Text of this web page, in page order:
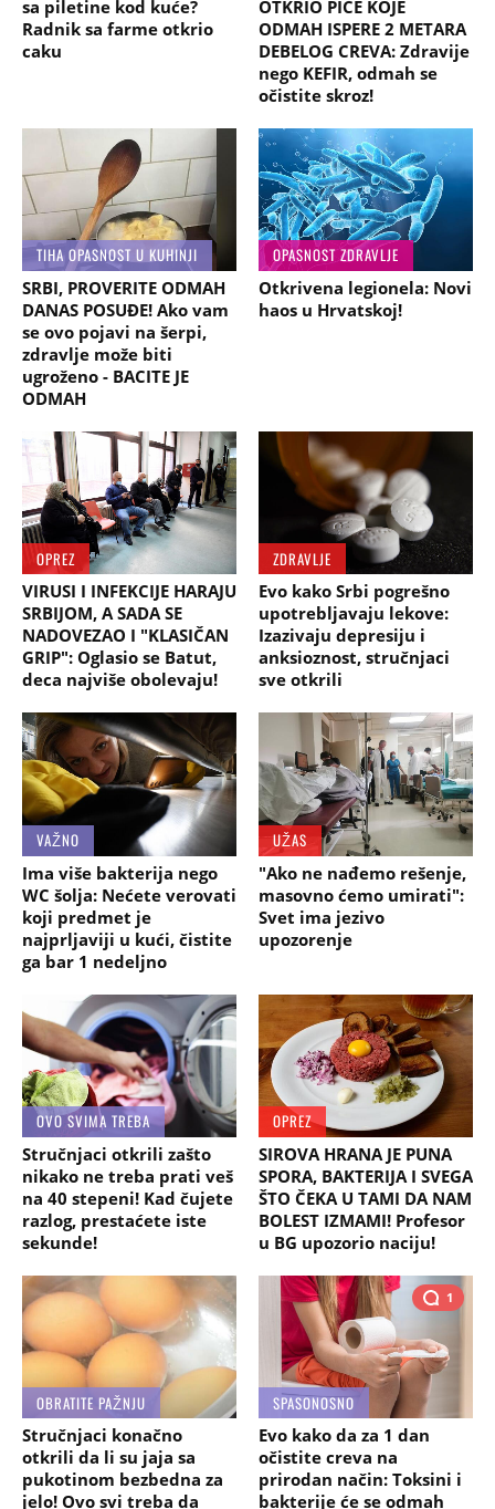
sa piletine kod kuće?
Radnik sa farme otkrio
caku
OTKRIO PIĆE KOJE
ODMAH ISPERE 2 METARA
DEBELOG CREVA: Zdravije
nego KEFIR, odmah se
očistite skroz!
TIHA OPASNOST U KUHINJI
SRBI, PROVERITE ODMAH
DANAS POSUĐE! Ako vam
se ovo pojavi na šerpi,
zdravlje može biti
ugroženo - BACITE JE
ODMAH
OPASNOST ZDRAVLJE
Otkrivena legionela: Novi
haos u Hrvatskoj!
OPREZ
VIRUSI I INFEKCIJE HARAJU
SRBIJOM, A SADA SE
NADOVEZAO I "KLASIČAN
GRIP": Oglasio se Batut,
deca najviše obolevaju!
ZDRAVLJE
Evo kako Srbi pogrešno
upotrebljavaju lekove:
Izazivaju depresiju i
anksioznost, stručnjaci
sve otkrili
VAŽNO
Ima više bakterija nego
WC šolja: Nećete verovati
koji predmet je
najprljaviji u kući, čistite
ga bar 1 nedeljno
UŽAS
"Ako ne nađemo rešenje,
masovno ćemo umirati":
Svet ima jezivo
upozorenje
OVO SVIMA TREBA
Stručnjaci otkrili zašto
nikako ne treba prati veš
na 40 stepeni! Kad čujete
razlog, prestaćete iste
sekunde!
OPREZ
SIROVA HRANA JE PUNA
SPORA, BAKTERIJA I SVEGA
ŠTO ČEKA U TAMI DA NAM
BOLEST IZMAMI! Profesor
u BG upozorio naciju!
OBRATITE PAŽNJU
Stručnjaci konačno
otkrili da li su jaja sa
pukotinom bezbedna za
jelo! Ovo svi treba da
1
SPASONOSNO
Evo kako da za 1 dan
očistite creva na
prirodan način: Toksini i
bakterije će se odmah